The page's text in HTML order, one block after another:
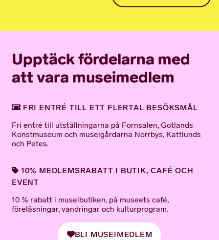
Upptäck fördelarna med
att vara museimedlem
FRI ENTRÉ TILL ETT FLERTAL BESÖKSMÅL
Fri entré till utställningarna på Fornsalen, Gotlands
Konstmuseum och museigårdarna Norrbys, Kattlunds
och Petes.
10% MEDLEMSRABATT I BUTIK, CAFÉ OCH
EVENT
10 % rabatt i museibutiken, på museets café,
föreläsningar, vandringar och kulturprogram.
BLI MUSEIMEDLEM